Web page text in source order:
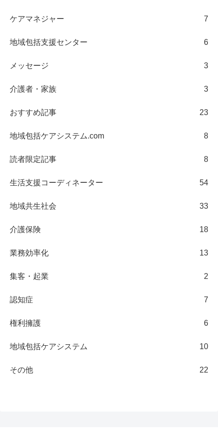
ケアマネジャー 7
地域包括支援センター 6
メッセージ 3
介護者・家族 3
おすすめ記事 23
地域包括ケアシステム.com 8
読者限定記事 8
生活支援コーディネーター 54
地域共生社会 33
介護保険 18
業務効率化 13
集客・起業 2
認知症 7
権利擁護 6
地域包括ケアシステム 10
その他 22